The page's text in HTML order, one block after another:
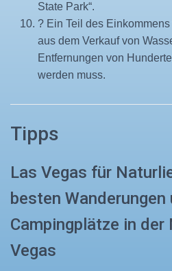
State Park“.
? Ein Teil des
aus dem Verkauf von
Entfernungen von
werden muss.
Tipps
Las Vegas für
besten Wanderungen
Campingplätze in der
Vegas